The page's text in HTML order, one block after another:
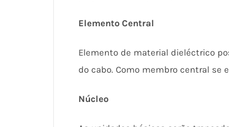
Elemento Central
Elemento de material dieléctrico
do cabo. Como membro central se
Núcleo